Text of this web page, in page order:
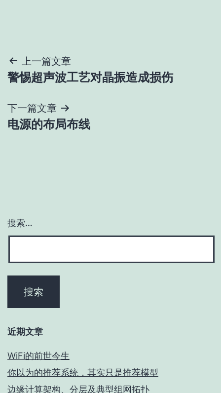
文
章
导
航
上一篇文章
警惕超声波工艺对晶振造成损伤
下一篇文章
电源的布局布线
搜索…
近期文章
WiFi的前世今生
你以为的推荐系统，其实只是推荐模型
边缘计算架构、分层及典型组网拓扑